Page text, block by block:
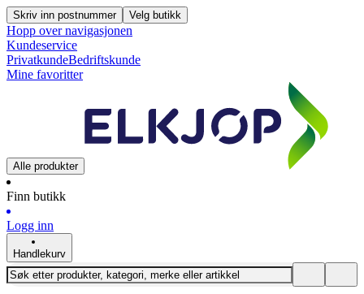
Skriv inn postnummer Velg butikk
Hopp over navigasjonen
Kundeservice
PrivatkundeBedriftskunde
Mine favoritter
Alle produkter
Finn butikk
Logg inn
Handlekurv